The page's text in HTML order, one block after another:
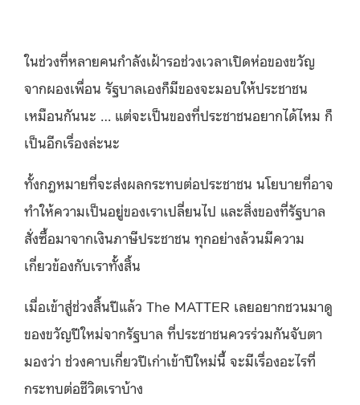
ในช่วงที่หลายคนกำลังเฝ้ารอช่วงเวลาเปิดห่อของขวัญ
จากผองเพื่อน รัฐบาลเองก็มีของจะมอบให้ประชาชน
เหมือนกันนะ … แต่จะเป็นของที่ประชาชนอยากได้ไหม ก็
เป็นอีกเรื่องล่ะนะ
ทั้งกฎหมายที่จะส่งผลกระทบต่อประชาชน นโยบายที่อาจ
ทำให้ความเป็นอยู่ของเราเปลี่ยนไป และสิ่งของที่รัฐบาล
สั่งซื้อมาจากเงินภาษีประชาชน ทุกอย่างล้วนมีความ
เกี่ยวข้องกับเราทั้งสิ้น
เมื่อเข้าสู่ช่วงสิ้นปีแล้ว The MATTER เลยอยากชวนมาดู
ของขวัญปีใหม่จากรัฐบาล ที่ประชาชนควรร่วมกันจับตา
มองว่า ช่วงคาบเกี่ยวปีเก่าเข้าปีใหม่นี้ จะมีเรื่องอะไรที่
กระทบต่อชีวิตเราบ้าง